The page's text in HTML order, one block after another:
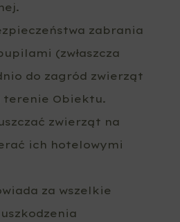
zabrania
(zwłaszcza
do zagród zwierząt
terenie Obiektu.
zwierząt na
ich hotelowymi
za wszelkie